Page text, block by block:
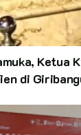
Ketua
di